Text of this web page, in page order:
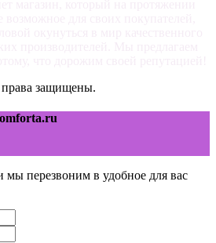
защищены.
мы перезвоним в удобное для вас